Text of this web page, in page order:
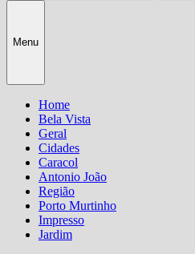
por:
Menu
Home
Bela Vista
Geral
Cidades
Caracol
Antonio João
Região
Porto Murtinho
Impresso
Jardim